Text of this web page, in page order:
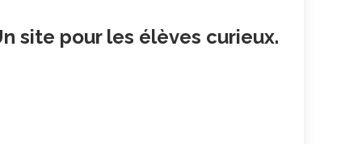
site pour les élèves curieux.